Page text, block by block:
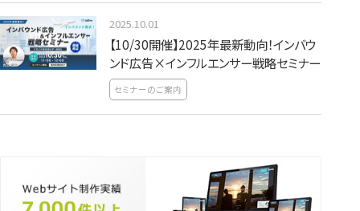
2025.10.01
【10/30開催】2025年最新動向！インバウ
ンド広告×インフルエンサー戦略セミナー
セミナーのご案内